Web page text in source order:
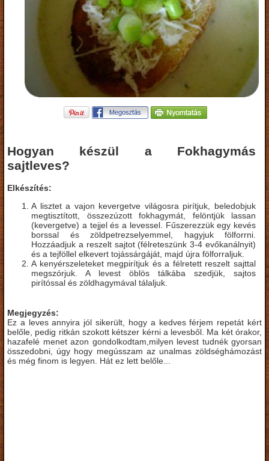
Hogyan készül a Fokhagymás
sajtleves?
Elkészítés:
A lisztet a vajon kevergetve világosra pirítjuk, beledobjuk
megtisztított, összezúzott fokhagymát, felöntjük lassan
(kevergetve) a tejjel és a levessel. Fűszerezzük egy kevés
borssal és zöldpetrezselyemmel, hagyjuk fölforrni.
Hozzáadjuk a reszelt sajtot (félreteszünk 3-4 evőkanálnyit)
és a tejföllel elkevert tojássárgáját, majd újra fölforraljuk.
A kenyérszeleteket megpirítjuk és a félretett reszelt sajttal
megszórjuk. A levest öblös tálkába szedjük, sajtos
pirítóssal és zöldhagymával tálaljuk.
Megjegyzés:
Ez a leves annyira jól sikerült, hogy a kedves férjem repetát kért
belőle, pedig ritkán szokott kétszer kérni a levesből. Ma két órakor,
hazafelé menet azon gondolkodtam,milyen levest tudnék gyorsan
összedobni, úgy hogy megússzam az unalmas zöldséghámozást
és még finom is legyen. Hát ez lett belőle...